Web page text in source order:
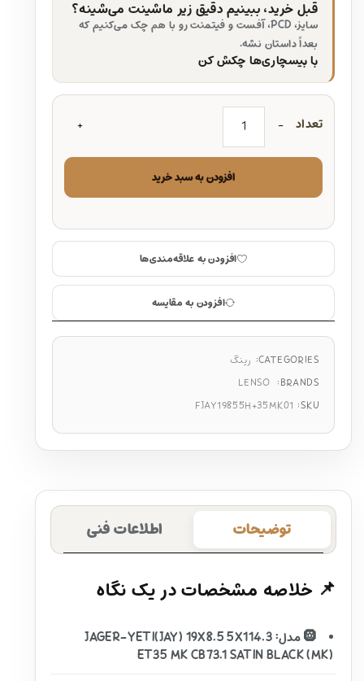
قبل خرید، ببینیم دقیق زیر ماشینت می‌شینه؟
سایز، PCD، آفست و فیتمنت رو با هم چک می‌کنیم که
بعداً داستان نشه.
با بیسچاری‌ها چکش کن
تعداد
افزودن به سبد خرید
افزودن به علاقه‌مندی‌ها
افزودن به مقایسه
CATEGORIES: رینگ
BRANDS:
LENSO
SKU:
FJAY19855H+35MK01
توضیحات اطلاعات فنی
📌 خلاصه مشخصات در یک نگاه
🛞 مدل: JAGER-YETI(JAY) 19X8.5 5X114.3
ET35 MK CB73.1 SATIN BLACK (MK)